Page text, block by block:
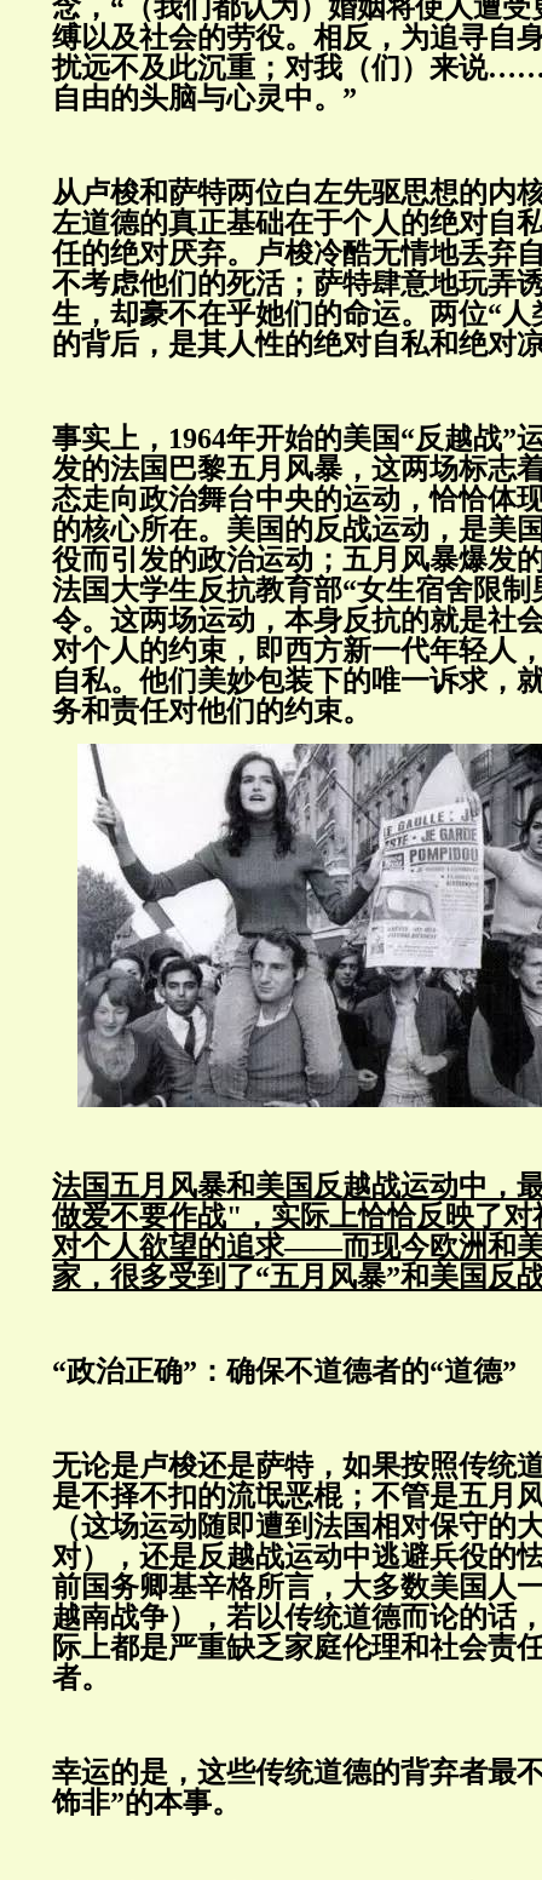
念，“（我们都认为）婚姻将使人遭
缚以及社会的劳役。相反，为追寻自
扰远不及此沉重；对我（们）来说
自由的头脑与心灵中。”
从卢梭和萨特两位白左先驱思想的内
左道德的真正基础在于个人的绝对自
任的绝对厌弃。卢梭冷酷无情地丢弃
不考虑他们的死活；萨特肆意地玩弄
生，却豪不在乎她们的命运。两位“人
的背后，是其人性的绝对自私和绝对
事实上，1964年开始的美国“反越战”
发的法国巴黎五月风暴，这两场标志
态走向政治舞台中央的运动，恰恰体
的核心所在。美国的反战运动，是美
役而引发的政治运动；五月风暴爆发
法国大学生反抗教育部“女生宿舍限制
令。这两场运动，本身反抗的就是社
对个人的约束，即西方新一代年轻人
自私。他们美妙包装下的唯一诉求，
务和责任对他们的约束。
法国五月风暴和美国反越战运动中，
做爱不要作战"，实际上恰恰反映了对
对个人欲望的追求——而现今欧洲和
家，很多受到了“五月风暴”和美国反
“政治正确”：确保不道德者的“道德”
无论是卢梭还是萨特，如果按照传统
是不择不扣的流氓恶棍；不管是五月
（这场运动随即遭到法国相对保守的
对），还是反越战运动中逃避兵役的
前国务卿基辛格所言，大多数美国人
越南战争），若以传统道德而论的话
际上都是严重缺乏家庭伦理和社会责
者。
幸运的是，这些传统道德的背弃者最
饰非”的本事。